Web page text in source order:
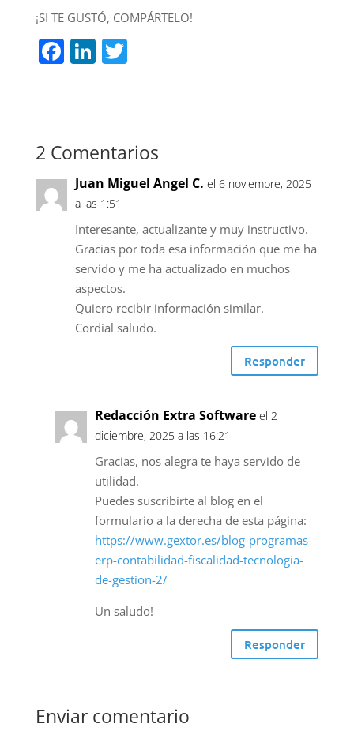
¡SI TE GUSTÓ, COMPÁRTELO!
F
b
o
o
k
Li
dI
n
T
2 Comentarios
Juan Miguel Angel C. el 6 noviembre, 2025
a las 1:51
Interesante, actualizante y muy instructivo.
Gracias por toda esa información que me ha
servido y me ha actualizado en muchos
aspectos.
Quiero recibir información similar.
Cordial saludo.
Responder
Redacción Extra Software el 2
diciembre, 2025 a las 16:21
Gracias, nos alegra te haya servido de
utilidad.
Puedes suscribirte al blog en el
formulario a la derecha de esta página:
https://www.gextor.es/blog-programas-
erp-contabilidad-fiscalidad-tecnologia-
de-gestion-2/
Un saludo!
Responder
Enviar comentario